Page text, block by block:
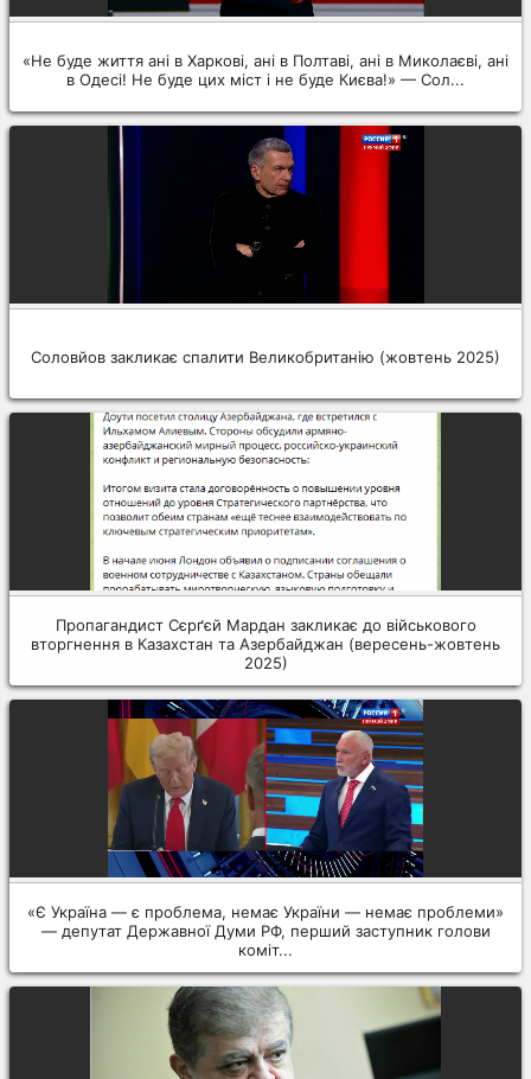
«Не буде життя ані в Харкові, ані в Полтаві, ані в Миколаєві, ані
в Одесі! Не буде цих міст і не буде Києва!» — Сол...
Соловйов закликає спалити Великобританію (жовтень 2025)
Пропагандист Сєрґєй Мардан закликає до військового
вторгнення в Казахстан та Азербайджан (вересень-жовтень
2025)
«Є Україна — є проблема, немає України — немає проблеми»
— депутат Державної Думи РФ, перший заступник голови
коміт...